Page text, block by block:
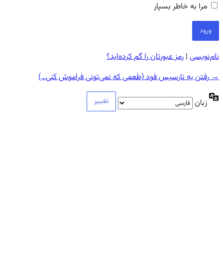
مرا به خاطر بسپار
نام‌نویسی | رمز عبورتان را گم کرده‌اید؟
→ رفتن به نارسیس فود (طعمی که نمی‌تونی فراموش کنی…)
زبان